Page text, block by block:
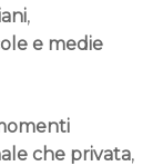
,
e medie
che privata,